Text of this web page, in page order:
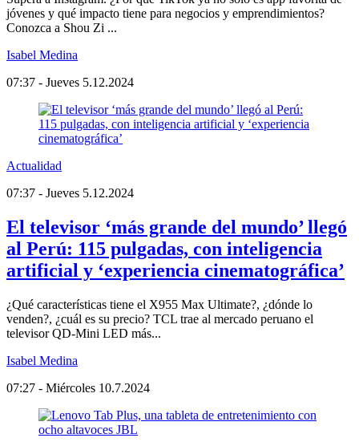
jóvenes y qué impacto tiene para negocios y emprendimientos?
Conozca a Shou Zi ...
Isabel Medina
07:37 - Jueves 5.12.2024
Actualidad
07:37 - Jueves 5.12.2024
El televisor ‘más grande del mundo’ llegó
al Perú: 115 pulgadas, con inteligencia
artificial y ‘experiencia cinematográfica’
¿Qué características tiene el X955 Max Ultimate?, ¿dónde lo
venden?, ¿cuál es su precio? TCL trae al mercado peruano el
televisor QD-Mini LED más...
Isabel Medina
07:27 - Miércoles 10.7.2024